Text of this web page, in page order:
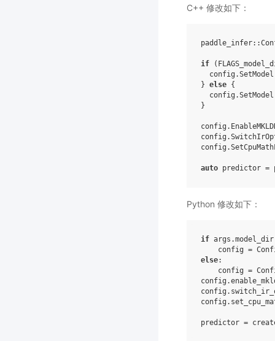
C++ 修改如下：
paddle_infer::
if (
config .SetModel
} else {
config .SetModel
}
config .
config .
config .
auto predictor =
Python 修改如下：
if args .model_dir
config =
else:
config =
config .
config .
config .
predictor =